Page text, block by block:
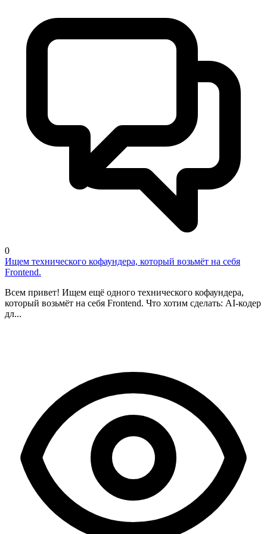
0
Ищем технического кофаундера, который возьмёт на себя
Frontend.
Всем привет! Ищем ещё одного технического кофаундера,
который возьмёт на себя Frontend. Что хотим сделать: AI-кодер
дл...